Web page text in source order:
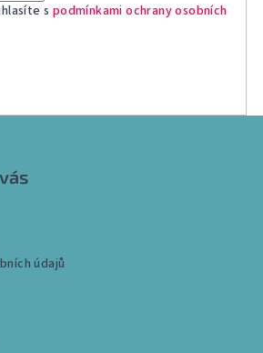
s podmínkami ochrany osobních
údajů